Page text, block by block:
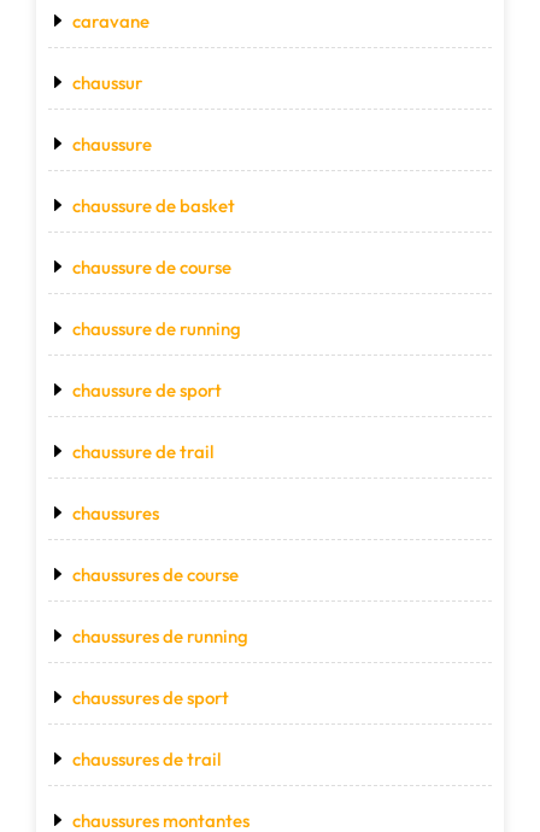
caravane
chaussur
chaussure
chaussure de basket
chaussure de course
chaussure de running
chaussure de sport
chaussure de trail
chaussures
chaussures de course
chaussures de running
chaussures de sport
chaussures de trail
chaussures montantes